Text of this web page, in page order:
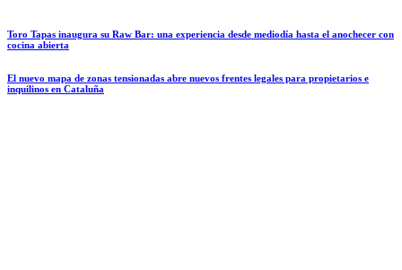
Toro Tapas inaugura su Raw Bar: una experiencia desde mediodía hasta el anochecer con
cocina abierta
El nuevo mapa de zonas tensionadas abre nuevos frentes legales para propietarios e
inquilinos en Cataluña